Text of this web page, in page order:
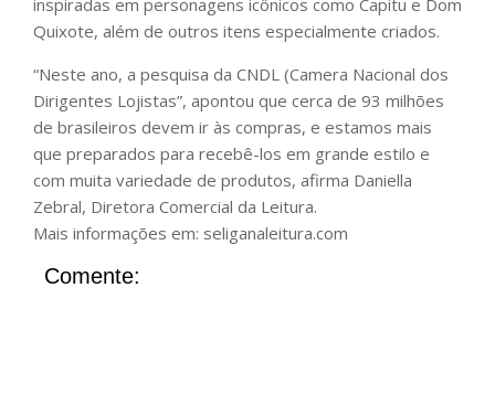
inspiradas em personagens icônicos como Capitu e Dom
Quixote, além de outros itens especialmente criados.
“Neste ano, a pesquisa da CNDL (Camera Nacional dos
Dirigentes Lojistas”, apontou que cerca de 93 milhões
de brasileiros devem ir às compras, e estamos mais
que preparados para recebê-los em grande estilo e
com muita variedade de produtos, afirma Daniella
Zebral, Diretora Comercial da Leitura.
Mais informações em: seliganaleitura.com
Comente: